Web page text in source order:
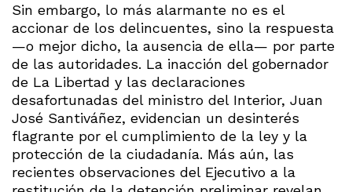
Sin embargo, lo más alarmante no es el
accionar de los delincuentes, sino la respuesta
—o mejor dicho, la ausencia de ella— por parte
de las autoridades. La inacción del gobernador
de La Libertad y las declaraciones
desafortunadas del ministro del Interior, Juan
José Santiváñez, evidencian un desinterés
flagrante por el cumplimiento de la ley y la
protección de la ciudadanía. Más aún, las
recientes observaciones del Ejecutivo a la